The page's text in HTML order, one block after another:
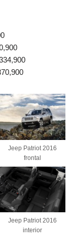
Jeep Patriot 2016
frontal
Jeep Patriot 2016
interior